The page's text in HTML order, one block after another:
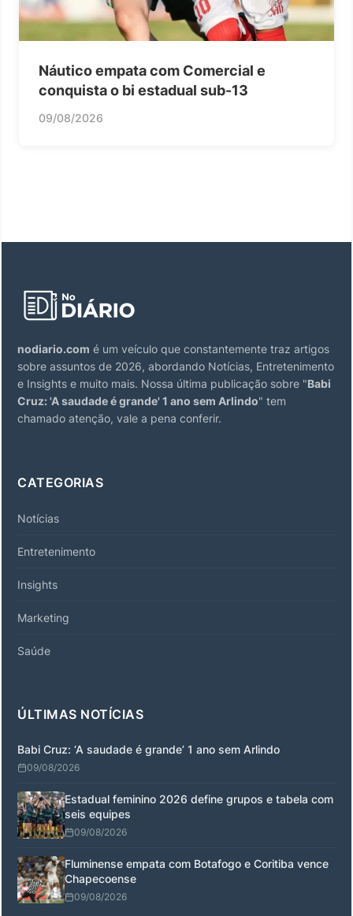
Náutico empata com Comercial e
conquista o bi estadual sub-13
09/08/2026
nodiario.com é um veículo que constantemente traz artigos
sobre assuntos de 2026, abordando Notícias, Entretenimento
e Insights e muito mais. Nossa última publicação sobre "Babi
Cruz: 'A saudade é grande' 1 ano sem Arlindo" tem
chamado atenção, vale a pena conferir.
CATEGORIAS
Notícias
Entretenimento
Insights
Marketing
Saúde
ÚLTIMAS NOTÍCIAS
Babi Cruz: ‘A saudade é grande’ 1 ano sem Arlindo
09/08/2026
Estadual feminino 2026 define grupos e tabela com
seis equipes
09/08/2026
Fluminense empata com Botafogo e Coritiba vence
Chapecoense
09/08/2026